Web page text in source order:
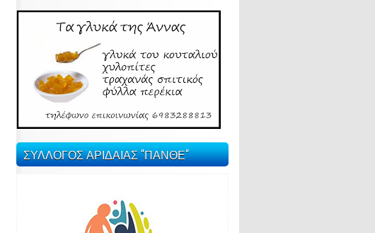
ΣΥΛΛΟΓΟΣ ΑΡΙΔΑΙΑΣ "ΠΑΝΘΕ"